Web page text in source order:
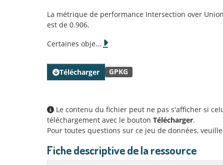
La métrique de performance Intersection over
est de 0.906.
Certaines obje…
Télécharger GPKG
Le contenu du fichier peut ne pas s'afficher si
téléchargement avec le bouton Télécharger.
Pour toutes questions sur ce jeu de données,
Fiche descriptive de la ressource